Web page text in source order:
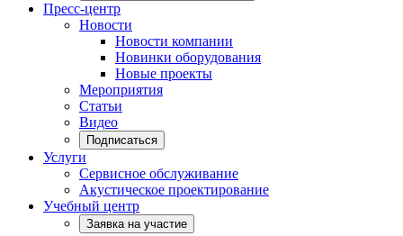
Пресс-центр
Новости
Новости компании
Новинки оборудования
Новые проекты
Мероприятия
Статьи
Видео
Подписаться
Услуги
Сервисное обслуживание
Акустическое проектирование
Учебный центр
Заявка на участие